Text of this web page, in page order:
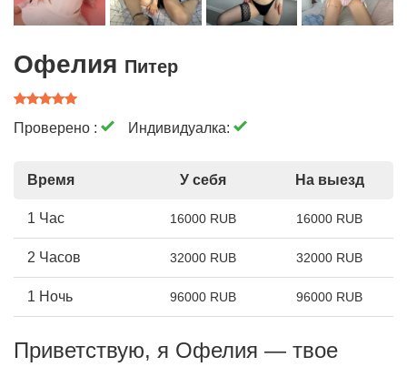
Офелия Питер
Проверено : Индивидуалка:
Время У себя На выезд
1 Час 16000 RUB 16000 RUB
2 Часов 32000 RUB 32000 RUB
1 Ночь 96000 RUB 96000 RUB
Приветствую, я Офелия — твое